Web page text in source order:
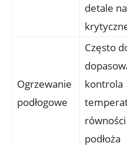
detale
Ogrzewanie
podłogowe
Często
kontrola
równości
podłoża